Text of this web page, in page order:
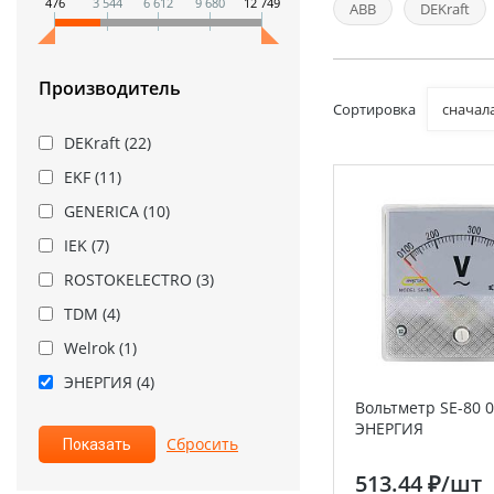
Производитель
DEKraft (22)
EKF (11)
GENERICA (10)
IEK (7)
ROSTOKELECTRO (3)
TDM (4)
Welrok (1)
ЭНЕРГИЯ (4)
ABB DEKraft
Сортировка
Bольтметр SE-80
ЭНЕРГИЯ
513.44 ₽/шт